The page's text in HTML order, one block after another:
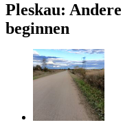
Pleskau:
beginnen